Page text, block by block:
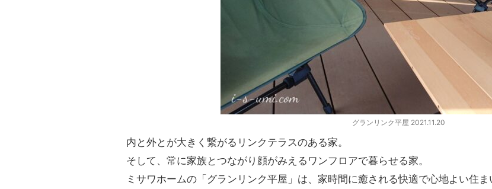
グランリンク平屋 2021.11.20
内と外とが大きく繋がるリンクテラスのある家。
そして、常に家族とつながり顔がみえるワンフロアで暮らせる家。
ミサワホームの「グランリンク平屋」は、家時間に癒される快適で心地よい住ま